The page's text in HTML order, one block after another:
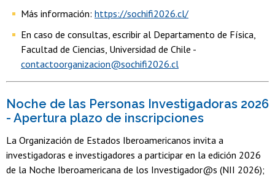
Más información: https://sochifi2026.cl/
En caso de consultas, escribir al Departamento de Física,
Facultad de Ciencias, Universidad de Chile -
contactoorganizacion@sochifi2026.cl
Noche de las Personas Investigadoras 2026
- Apertura plazo de inscripciones
La Organización de Estados Iberoamericanos invita a
investigadoras e investigadores a participar en la edición 2026
de la Noche Iberoamericana de los Investigador@s (NII 2026);